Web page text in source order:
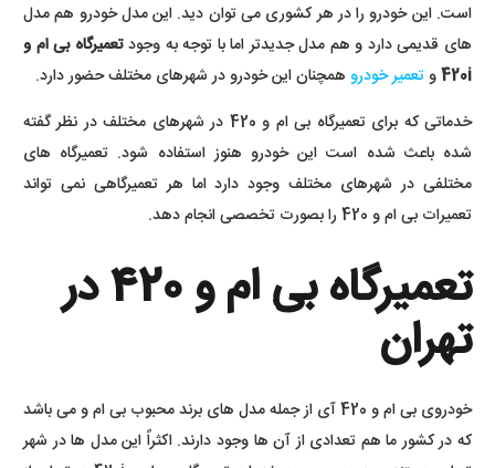
است. این خودرو را در هر کشوری می توان دید. این مدل خودرو هم مدل
های قدیمی دارد و هم مدل جدیدتر اما با توجه به وجودتعمیرگاه بی ام و
420iوتعمیر خودرو همچنان این خودرو در شهرهای مختلف حضور دارد.
خدماتی که برای تعمیرگاه بی ام و 420 در شهرهای مختلف در نظر گفته
شده باعث شده است این خودرو هنوز استفاده شود. تعمیرگاه های
مختلفی در شهرهای مختلف وجود دارد اما هر تعمیرگاهی نمی تواند
تعمیرات بی ام و 420 را بصورت تخصصی انجام دهد.
تعمیرگاه بی ام و 420 در
تهران
خودروی بی ام و 420 آی از جمله مدل های برند محبوب بی ام و می باشد
که در کشور ما هم تعدادی از آن ها وجود دارند. اکثراً این مدل ها در شهر